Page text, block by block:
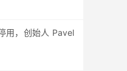
用，创始人 Pavel